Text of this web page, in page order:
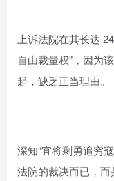
上诉法院在其长达
自由裁量权”，因为
起，缺乏正当理由。
深知“宜将剩勇追穷
法院的裁决而已，而